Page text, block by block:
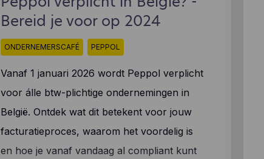
Bereid je voor op 2024
ONDERNEMERSCAFÉ PEPPOL
Vanaf 1 januari 2026 wordt Peppol verplicht
voor álle btw-plichtige ondernemingen in
België. Ontdek wat dit betekent voor jouw
facturatieproces, waarom het voordelig is
en hoe je vanaf vandaag al compliant kunt
aan verdere gegevens over een